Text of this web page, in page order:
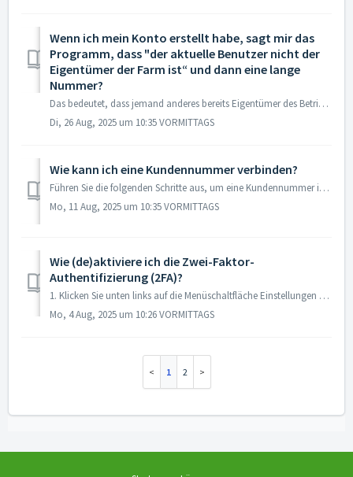
Wenn ich mein Konto erstellt habe, sagt mir das
Programm, dass "der aktuelle Benutzer nicht der
Eigentümer der Farm ist“ und dann eine lange
Nummer?
Das bedeutet, dass jemand anderes bereits Eigentümer des Betriebs ist. Oft ist es einer Ihrer Mitarbeiter oder Sie haben eine andere E-Mail-Adresse verwende...
Di, 26 Aug, 2025 um 10:35 VORMITTAGS
Wie kann ich eine Kundennummer verbinden?
Führen Sie die folgenden Schritte aus, um eine Kundennummer in MyAgroVision zu verbinden. 1. Klicken Sie links auf Einstellungen. 2. Klicken Sie auf ...
Mo, 11 Aug, 2025 um 10:35 VORMITTAGS
Wie (de)aktiviere ich die Zwei-Faktor-
Authentifizierung (2FA)?
1. Klicken Sie unten links auf die Menüschaltfläche Einstellungen und wählen Sie Persönliche Daten. Wie kann ich die Zwei-Faktor-Authentifizierung (2F...
Mo, 4 Aug, 2025 um 10:26 VORMITTAGS
1 2